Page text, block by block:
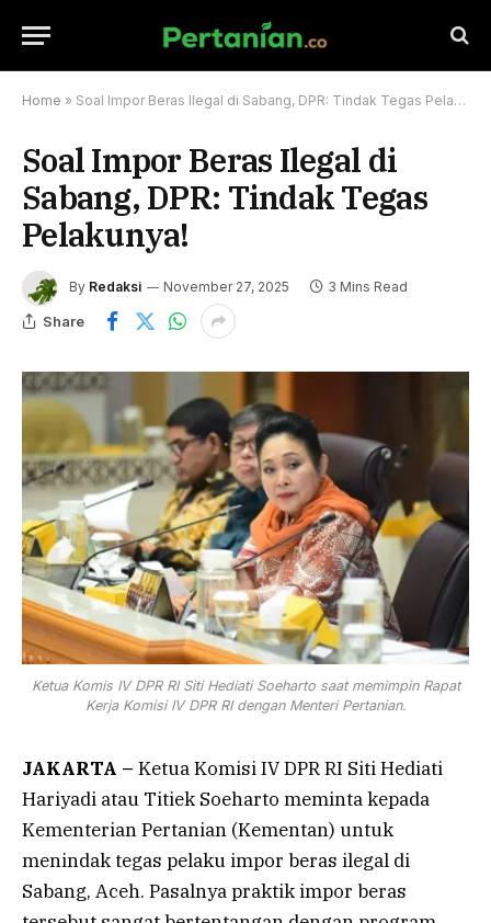
Home » Soal Impor Beras Ilegal di Sabang, DPR: Tindak Tegas Pelakunya!
Soal Impor Beras Ilegal di
Sabang, DPR: Tindak Tegas
Pelakunya!
By Redaksi November 27, 2025 3 Mins Read
Share
Ketua Komis IV DPR RI Siti Hediati Soeharto saat memimpin Rapat
Kerja Komisi IV DPR RI dengan Menteri Pertanian.
JAKARTA – Ketua Komisi IV DPR RI Siti Hediati
Hariyadi atau Titiek Soeharto meminta kepada
Kementerian Pertanian (Kementan) untuk
menindak tegas pelaku impor beras ilegal di
Sabang, Aceh. Pasalnya praktik impor beras